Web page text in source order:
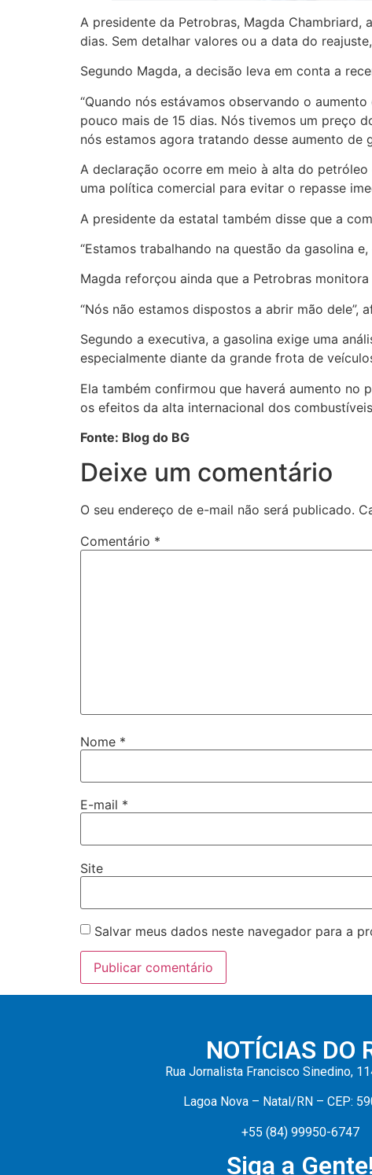
A presidente da Petrobras, Magda
dias. Sem detalhar valores ou a data do
Segundo Magda, a decisão leva em conta a
“Quando nós estávamos observando o
pouco mais de 15 dias. Nós tivemos um preço
nós estamos agora tratando desse aumento de
A declaração ocorre em meio à alta do
uma política comercial para evitar o repasse
A presidente da estatal também disse que a
“Estamos trabalhando na questão da gasolina
Magda reforçou ainda que a Petrobras
“Nós não estamos dispostos a abrir mão dele”,
Segundo a executiva, a gasolina exige uma
especialmente diante da grande frota de
Ela também confirmou que haverá aumento no
os efeitos da alta internacional dos
Fonte: Blog do BG
Deixe um comentário
O seu endereço de e-mail não será publicado.
Comentário *
Nome *
E-mail *
Site
Salvar meus dados neste navegador para a
NOTÍCIAS DO
Rua Jornalista Francisco Sinedino,
Lagoa Nova – Natal/RN – CEP:
+55 (84) 99950-6747
Siga a